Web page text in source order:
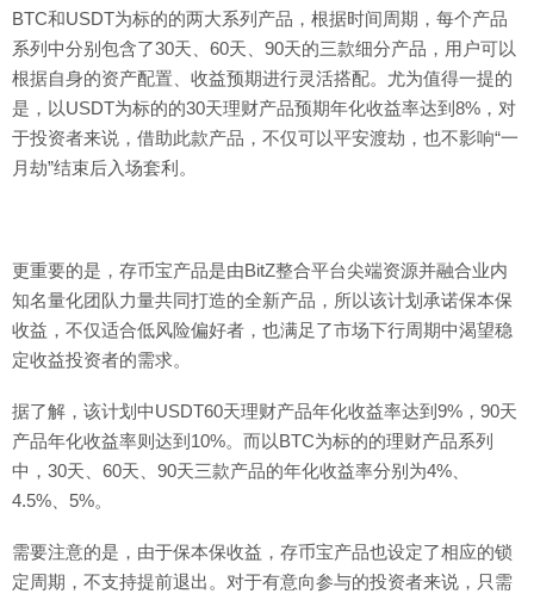
BTC和USDT为标的的两大系列产品，根据时间周期，每个产品
系列中分别包含了30天、60天、90天的三款细分产品，用户可以
根据自身的资产配置、收益预期进行灵活搭配。尤为值得一提的
是，以USDT为标的的30天理财产品预期年化收益率达到8%，对
于投资者来说，借助此款产品，不仅可以平安渡劫，也不影响“一
月劫”结束后入场套利。
更重要的是，存币宝产品是由BitZ整合平台尖端资源并融合业内
知名量化团队力量共同打造的全新产品，所以该计划承诺保本保
收益，不仅适合低风险偏好者，也满足了市场下行周期中渴望稳
定收益投资者的需求。
据了解，该计划中USDT60天理财产品年化收益率达到9%，90天
产品年化收益率则达到10%。而以BTC为标的的理财产品系列
中，30天、60天、90天三款产品的年化收益率分别为4%、
4.5%、5%。
需要注意的是，由于保本保收益，存币宝产品也设定了相应的锁
定周期，不支持提前退出。对于有意向参与的投资者来说，只需